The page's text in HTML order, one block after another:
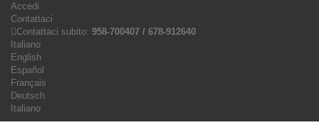
Accedi
Contattaci
Contattaci subito: 958-700407 / 678-912640
Italiano
English
Español
Français
Deutsch
Italiano